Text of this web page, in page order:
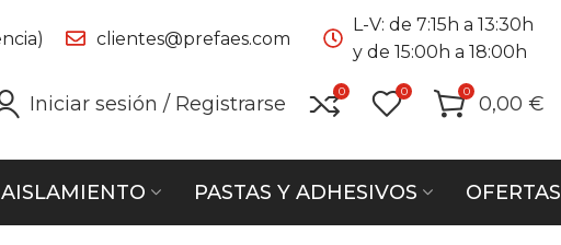
clientes@prefaes.com
L-V: de 7:15h a 13:30h
y de 15:00h a 18:00h
Iniciar sesión / Registrarse
0 0 0
0,00 €
AISLAMIENTO PASTAS Y ADHESIVOS OFERTAS